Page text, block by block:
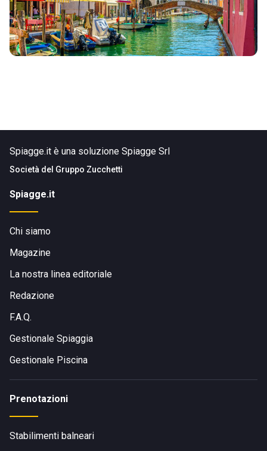
Spiagge.it è una soluzione Spiagge Srl
Società del Gruppo Zucchetti
Spiagge.it
Chi siamo
Magazine
La nostra linea editoriale
Redazione
F.A.Q.
Gestionale Spiaggia
Gestionale Piscina
Prenotazioni
Stabilimenti balneari